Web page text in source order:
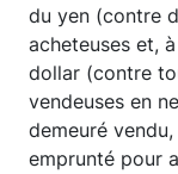
du yen (contre
acheteuses et,
dollar (contre
vendeuses en
demeuré
emprunté pour